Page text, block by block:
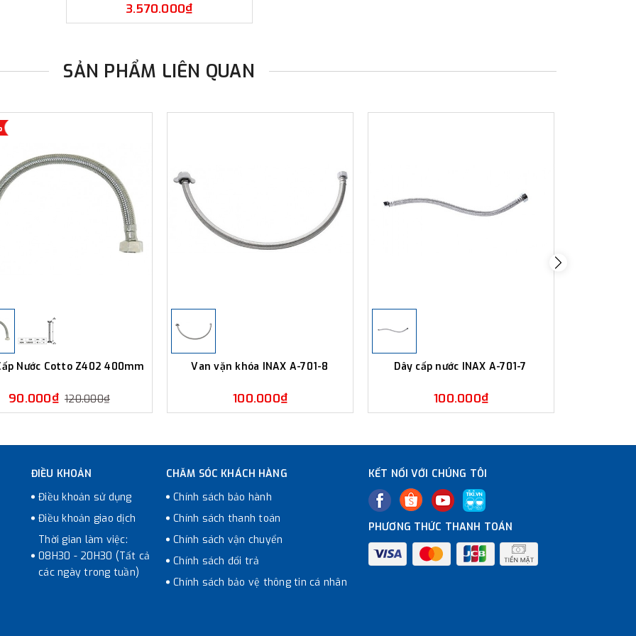
3.570.000₫
SẢN PHẨM LIÊN QUAN
Nước Cotto Z402 400mm
90.000₫ 120.000₫
Van vặn khóa INAX A-701-8
100.000₫
Dây cấp nước INAX A-701-7
100.000₫
ĐIỀU KHOẢN
Điều khoản sử dụng
Điều khoản giao dịch
Thời gian làm việc:
08H30 - 20H30 (Tất cả
các ngày trong tuần)
CHĂM SÓC KHÁCH HÀNG
Chính sách bảo hành
Chính sách thanh toán
Chính sách vận chuyển
Chính sách đổi trả
Chính sách bảo vệ thông tin cá nhân
KẾT NỐI VỚI CHÚNG TÔI
PHƯƠNG THỨC THANH TOÁN